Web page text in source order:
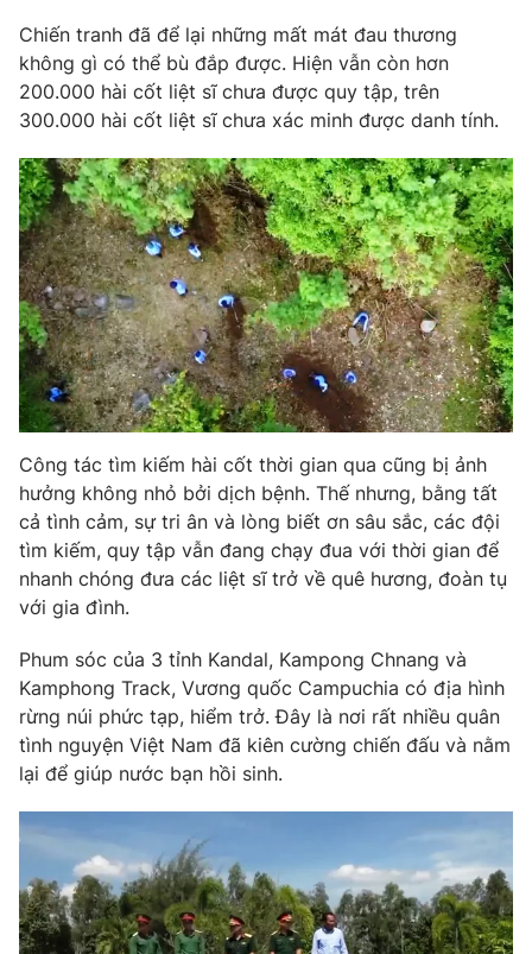
Phim VTV
Hậu trường
Nhân vật
Khán giả
Giải sao mai
Giải trí
Điện ảnh
Sao
Đời sống
Du lịch
Làm đẹp
Chất lượng cuộc sống
Giáo dục
Tuyển sinh
Học trực tuyến
Công nghệ
Hitech Công nghệ tương lai
Sản phẩm
Thị trường
Giao lưu trực tuyến
Lịch phát sóng
Chuyên mục khác
Emagazine Podcast
Photo Infographic
Video Shorts video
VTV Money VTV Thể thao
Thị trường 24h Tấm lòng Việt
VTV4 Vươn mình bằng AI
Chiến tranh đã để lại những mất mát đau thương
không gì có thể bù đắp được. Hiện vẫn còn hơn
200.000 hài cốt liệt sĩ chưa được quy tập, trên
300.000 hài cốt liệt sĩ chưa xác minh được danh tính.
Công tác tìm kiếm hài cốt thời gian qua cũng bị ảnh
hưởng không nhỏ bởi dịch bệnh. Thế nhưng, bằng tất
cả tình cảm, sự tri ân và lòng biết ơn sâu sắc, các đội
tìm kiếm, quy tập vẫn đang chạy đua với thời gian để
nhanh chóng đưa các liệt sĩ trở về quê hương, đoàn tụ
với gia đình.
Phum sóc của 3 tỉnh Kandal, Kampong Chnang và
Kamphong Track, Vương quốc Campuchia có địa hình
rừng núi phức tạp, hiểm trở. Đây là nơi rất nhiều quân
tình nguyện Việt Nam đã kiên cường chiến đấu và nằm
lại để giúp nước bạn hồi sinh.